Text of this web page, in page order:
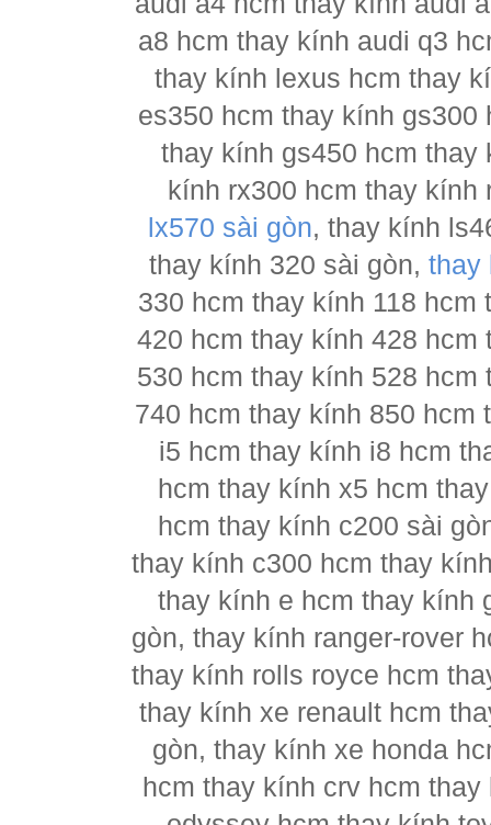
a8 hcm thay kính audi q3
thay kính lexus hcm thay
es350 hcm thay kính
thay kính gs450 hcm thay
kính rx300 hcm thay
lx570 sài gòn, thay kính
thay kính 320 sài gòn,thay
330 hcm thay kính 118
420 hcm thay kính 428
530 hcm thay kính 528
740 hcm thay kính 850
i5 hcm thay kính i8 hcm
hcm thay kính x5 hcm
hcm thay kính c200 sài
thay kính c300 hcm thay
thay kính e hcm thay kính
gòn, thay kính ranger-rover
thay kính rolls royce hcm
thay kính xe renault hcm
gòn, thay kính xe honda
hcm thay kính crv hcm